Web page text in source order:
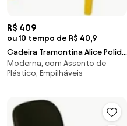
R$ 409
ou 10 tempo de R$ 40,9
Cadeira Tramontina Alice Polida
em Polipropileno Amarelo
Moderna, com Assento de
Plástico, Empilháveis